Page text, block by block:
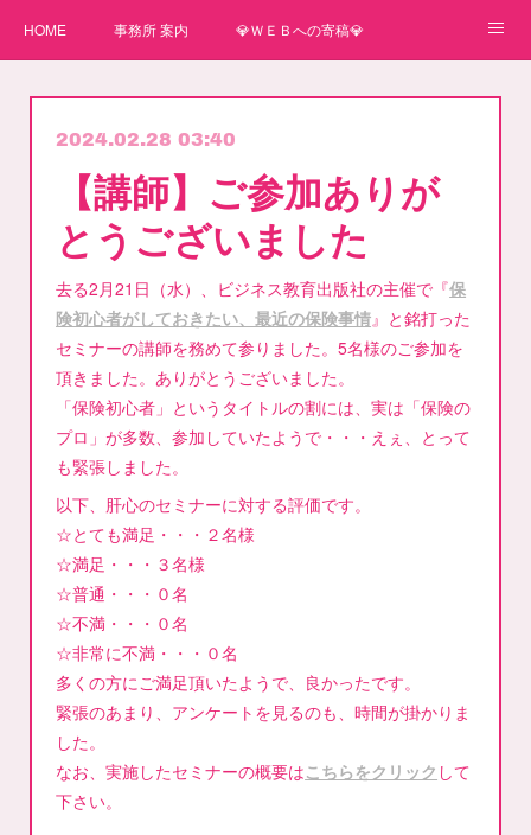
HOME 事務所 案内 💎ＷＥＢへの寄稿💎
弊事務所へのお問い合わせ講師
2024.02.28 03:40
【講師】ご参加ありが
とうございました
去る2月21日（水）、ビジネス教育出版社の主催で『保
険初心者がしておきたい、最近の保険事情』と銘打った
セミナーの講師を務めて参りました。5名様のご参加を
頂きました。ありがとうございました。
「保険初心者」というタイトルの割には、実は「保険の
プロ」が多数、参加していたようで・・・えぇ、とって
も緊張しました。
以下、肝心のセミナーに対する評価です。
☆とても満足・・・２名様
☆満足・・・３名様
☆普通・・・０名
☆不満・・・０名
☆非常に不満・・・０名
多くの方にご満足頂いたようで、良かったです。
緊張のあまり、アンケートを見るのも、時間が掛かりま
した。
なお、実施したセミナーの概要はこちらをクリック して
下さい。